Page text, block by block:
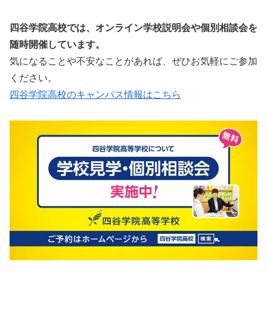
四谷学院高校では、オンライン学校説明会や個別相談会を
随時開催しています。
気になることや不安なことがあれば、ぜひお気軽にご参加
ください。
四谷学院高校のキャンパス情報はこちら